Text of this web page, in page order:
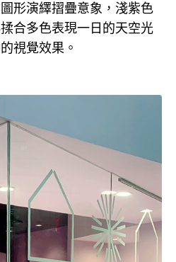
形演繹摺疊意象，淺紫色
合多色表現一日的天空光
視覺效果。